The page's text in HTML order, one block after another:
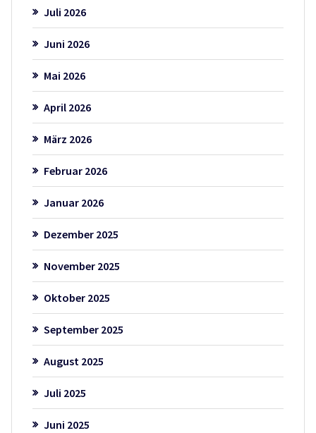
Juli 2026
Juni 2026
Mai 2026
April 2026
März 2026
Februar 2026
Januar 2026
Dezember 2025
November 2025
Oktober 2025
September 2025
August 2025
Juli 2025
Juni 2025